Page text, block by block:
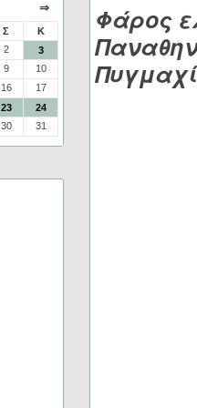
⇒
Σ
Κ
2
3
9
10
16
17
23
24
30 31
Φάρος